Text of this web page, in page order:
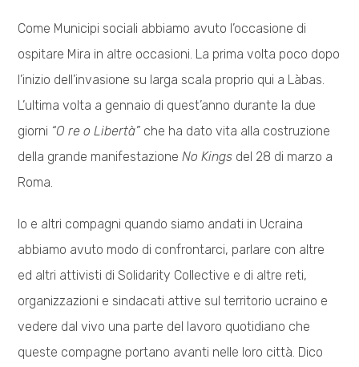
Come Municipi sociali abbiamo avuto l’occasione di
ospitare Mira in altre occasioni. La prima volta poco dopo
l’inizio dell’invasione su larga scala proprio qui a Làbas.
L’ultima volta a gennaio di quest’anno durante la due
giorni “O re o Libertà” che ha dato vita alla costruzione
della grande manifestazioneNo Kings del 28 di marzo a
Roma.
Io e altri compagni quando siamo andati in Ucraina
abbiamo avuto modo di confrontarci, parlare con altre
ed altri attivisti di Solidarity Collective e di altre reti,
organizzazioni e sindacati attive sul territorio ucraino e
vedere dal vivo una parte del lavoro quotidiano che
queste compagne portano avanti nelle loro città. Dico